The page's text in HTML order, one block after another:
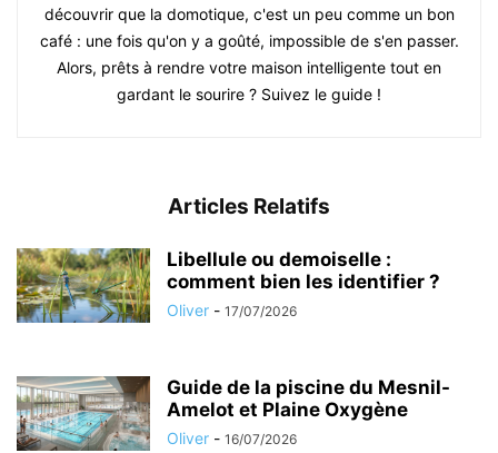
découvrir que la domotique, c'est un peu comme un bon
café : une fois qu'on y a goûté, impossible de s'en passer.
Alors, prêts à rendre votre maison intelligente tout en
gardant le sourire ? Suivez le guide !
Articles Relatifs
Libellule ou demoiselle :
comment bien les identifier ?
Oliver - 17/07/2026
Guide de la piscine du Mesnil-
Amelot et Plaine Oxygène
Oliver - 16/07/2026